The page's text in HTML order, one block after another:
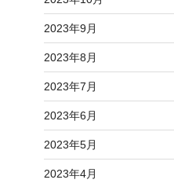
2023年9月
2023年8月
2023年7月
2023年6月
2023年5月
2023年4月